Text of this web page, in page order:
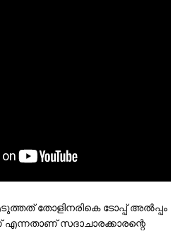
തോളിനരികെ ടോപ്പ് അൽപ്പം
എന്നതാണ് സദാചാരക്കാരന്റെ